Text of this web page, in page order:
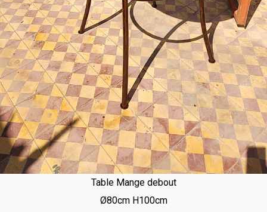
Table Mange debout
Ø80cm H100cm